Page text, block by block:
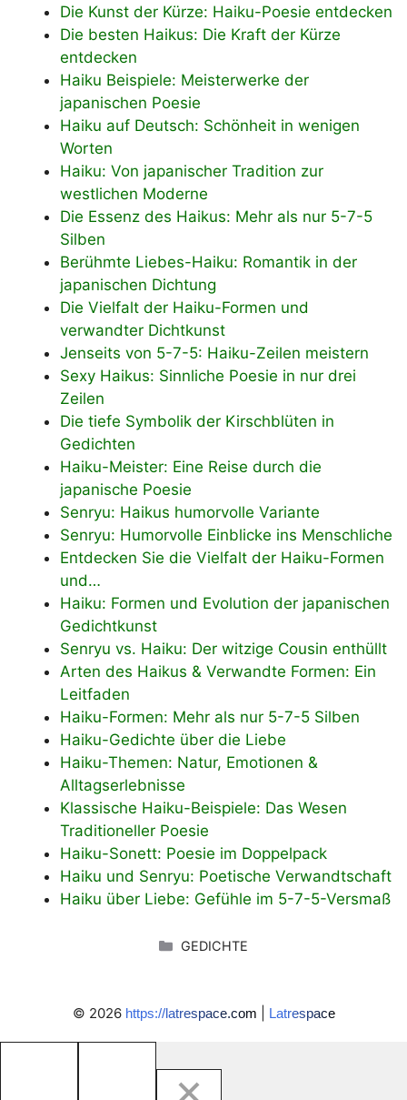
Die Kunst der Kürze: Haiku-Poesie entdecken
Die besten Haikus: Die Kraft der Kürze
entdecken
Haiku Beispiele: Meisterwerke der
japanischen Poesie
Haiku auf Deutsch: Schönheit in wenigen
Worten
Haiku: Von japanischer Tradition zur
westlichen Moderne
Die Essenz des Haikus: Mehr als nur 5-7-5
Silben
Berühmte Liebes-Haiku: Romantik in der
japanischen Dichtung
Die Vielfalt der Haiku-Formen und
verwandter Dichtkunst
Jenseits von 5-7-5: Haiku-Zeilen meistern
Sexy Haikus: Sinnliche Poesie in nur drei
Zeilen
Die tiefe Symbolik der Kirschblüten in
Gedichten
Haiku-Meister: Eine Reise durch die
japanische Poesie
Senryu: Haikus humorvolle Variante
Senryu: Humorvolle Einblicke ins Menschliche
Entdecken Sie die Vielfalt der Haiku-Formen
und…
Haiku: Formen und Evolution der japanischen
Gedichtkunst
Senryu vs. Haiku: Der witzige Cousin enthüllt
Arten des Haikus & Verwandte Formen: Ein
Leitfaden
Haiku-Formen: Mehr als nur 5-7-5 Silben
Haiku-Gedichte über die Liebe
Haiku-Themen: Natur, Emotionen &
Alltagserlebnisse
Klassische Haiku-Beispiele: Das Wesen
Traditioneller Poesie
Haiku-Sonett: Poesie im Doppelpack
Haiku und Senryu: Poetische Verwandtschaft
Haiku über Liebe: Gefühle im 5-7-5-Versmaß
KATEGORIEN
GEDICHTE
© 2026 https://latrespace.com Latrespace